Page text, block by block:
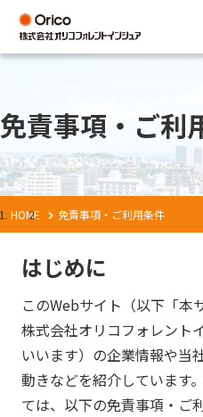
免責事項・ご利
HOME 免責事項・ご利用条件
はじめに
このWebサイト（以下「本
株式会社オリコフォレント
いいます）の企業情報や当
動きなどを紹介しています
ては、以下の免責事項・ご